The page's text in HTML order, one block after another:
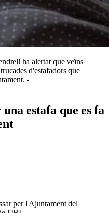
ha alertat que veïns
d'estafadors que
-
estafa que es fa
per l'Ajuntament del